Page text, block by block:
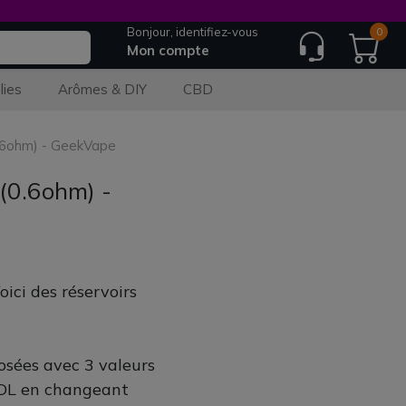
Bonjour, identifiez-vous
Mon compte
0
Arômes & DIY CBD
- GeekVape
-
des réservoirs
avec 3 valeurs
en changeant